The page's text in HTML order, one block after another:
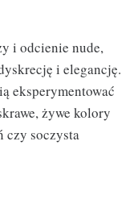
i odcienie nude,
i elegancję.
eksperymentować
żywe kolory
czy soczysta